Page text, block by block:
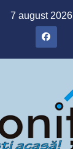
7 august 2026